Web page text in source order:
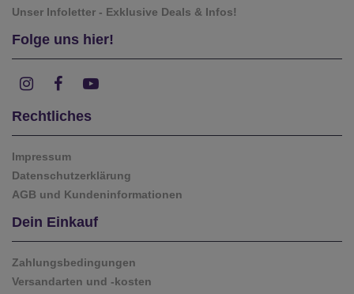
Unser Infoletter - Exklusive Deals & Infos!
Folge uns hier!
Rechtliches
Impressum
Datenschutzerklärung
AGB und Kundeninformationen
Dein Einkauf
Zahlungsbedingungen
Versandarten und -kosten